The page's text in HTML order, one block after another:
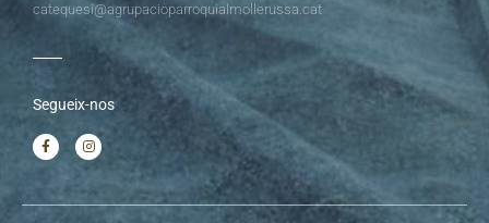
catequesi@agrupacioparroquialmollerussa.cat
Segueix-nos